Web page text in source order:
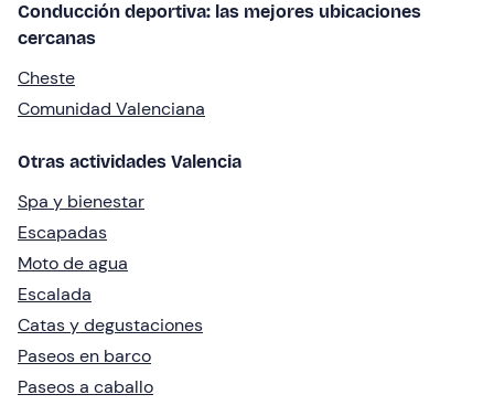
Conducción deportiva: las mejores ubicaciones
cercanas
Cheste
Comunidad Valenciana
Otras actividades Valencia
Spa y bienestar
Escapadas
Moto de agua
Escalada
Catas y degustaciones
Paseos en barco
Paseos a caballo